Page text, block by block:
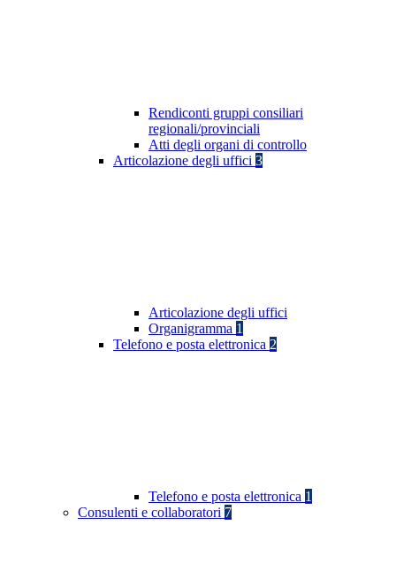
Rendiconti gruppi consiliari
regionali/provinciali
Atti degli organi di controllo
Articolazione degli uffici 3
Articolazione degli uffici
Organigramma 1
Telefono e posta elettronica 2
Telefono e posta elettronica 1
Consulenti e collaboratori 7